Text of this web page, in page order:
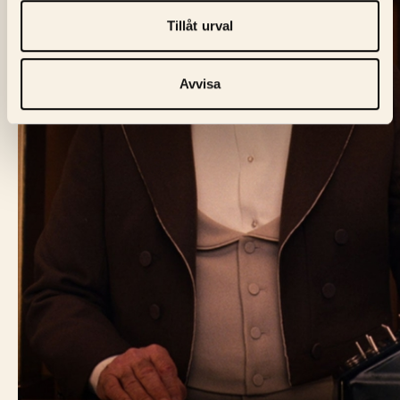
Tillåt urval
Avvisa
Skeppargatan 60,
biljett@biofagelbla.se
Allmänt:
mail@biofagelbla.se
Event:
event@biofagelbla.se
ÖPPETTIDER
Biografen öppnar 30 min innan dagens första visning.
NYHETSBREV
E-Postaddress